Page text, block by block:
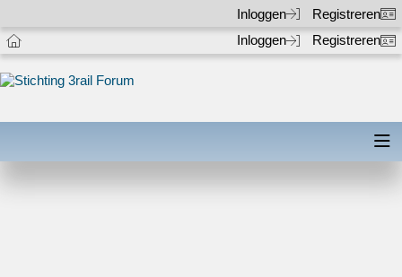
Inloggen
Registreren
Inloggen
Registreren